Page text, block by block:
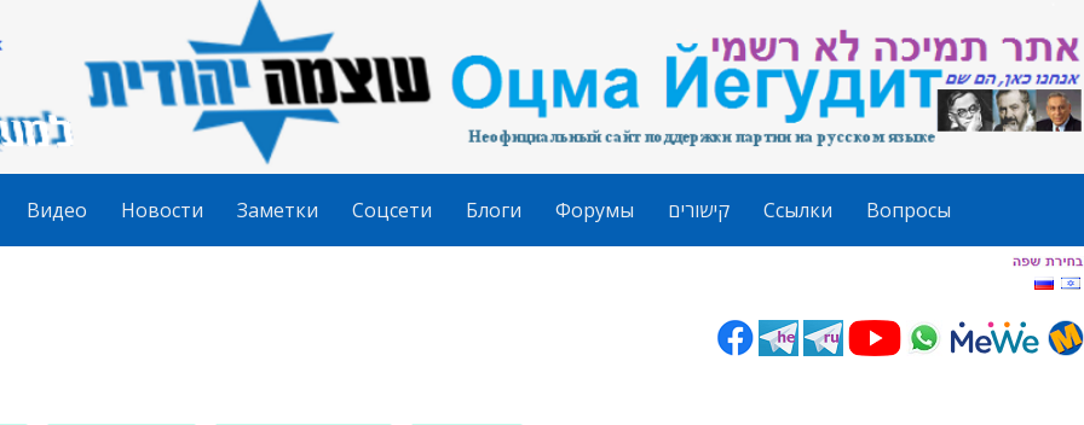
Видео Новости Заметки Соцсети Блоги Форумы קישורים Ссылки Вопросы